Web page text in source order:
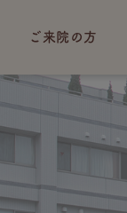
ご来院の方